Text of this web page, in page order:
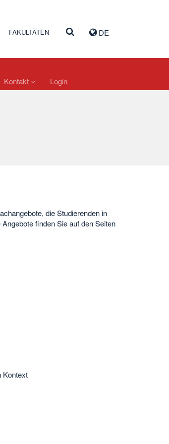
DE
FAKULTÄTEN
Kontakt Login
die Studierenden in
finden Sie auf den Seiten
Kontext